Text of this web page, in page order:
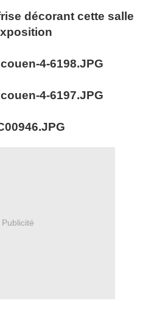
décorant cette salle
Publicité